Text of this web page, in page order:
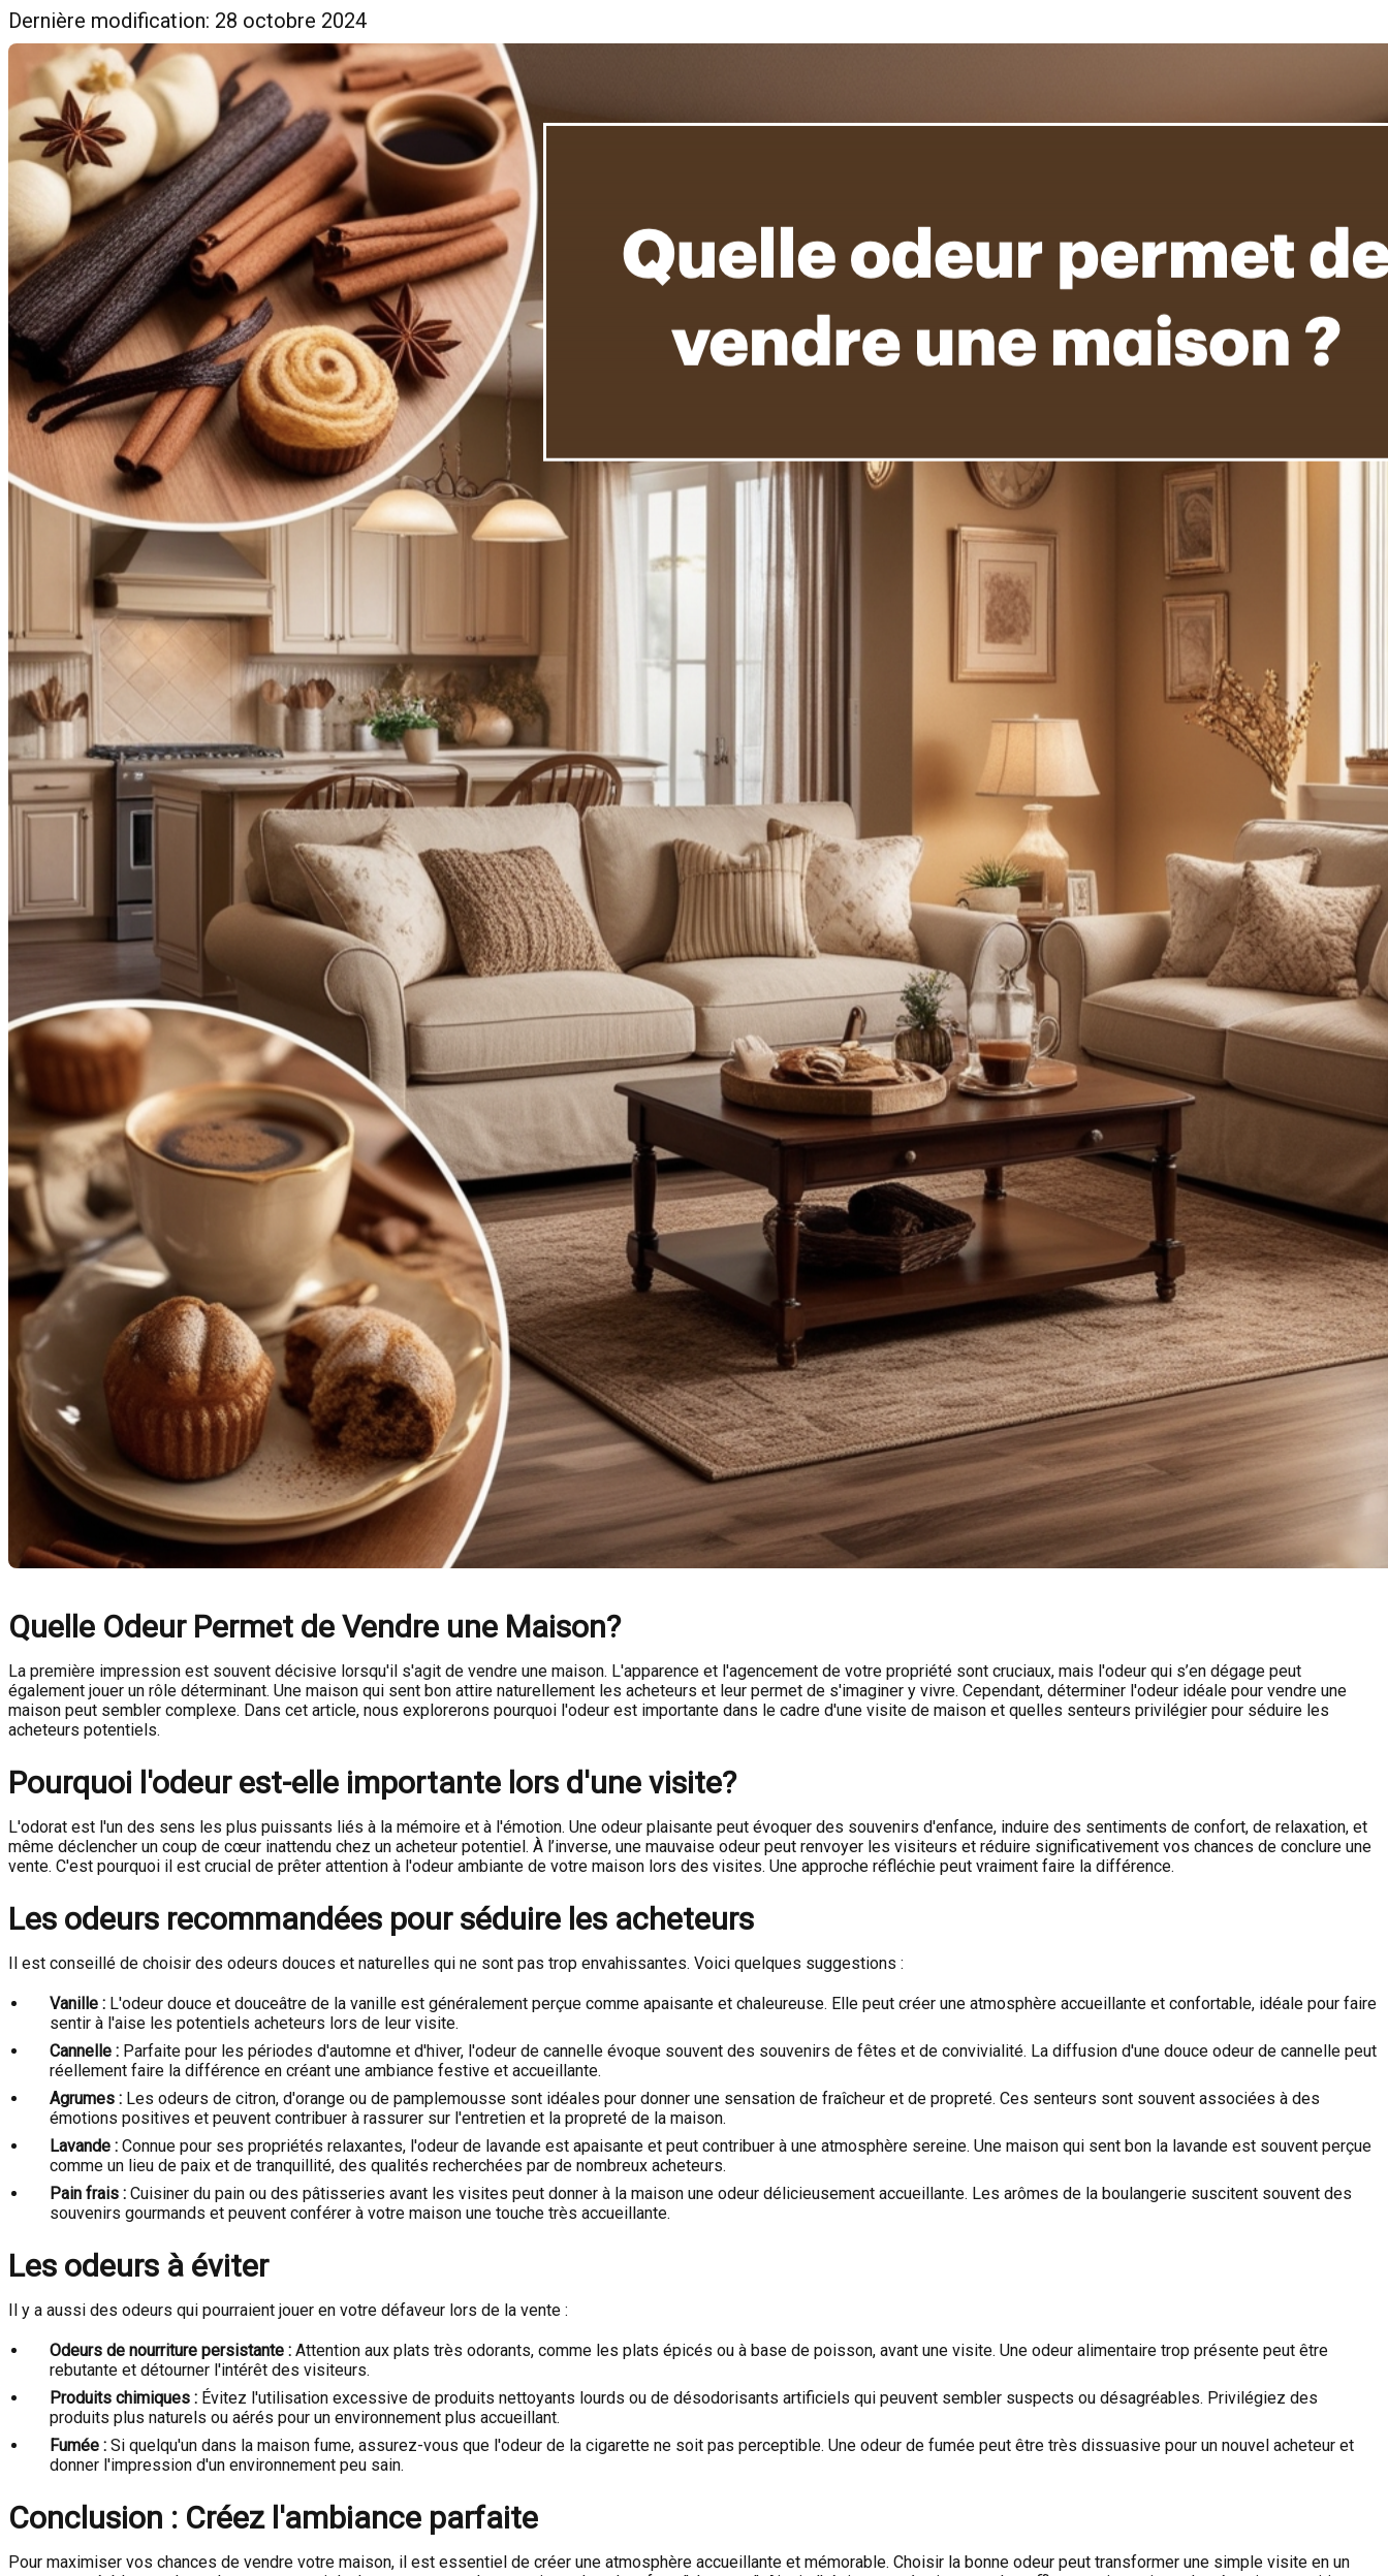
Dernière modification: 28 octobre 2024
Quelle Odeur Permet de Vendre une Maison?
La première impression est souvent décisive lorsqu'il s'agit de vendre une maison. L'apparence et l'agencement de votre propriété sont cruciaux, mais l'odeur qui s’en dégage peut
également jouer un rôle déterminant. Une maison qui sent bon attire naturellement les acheteurs et leur permet de s'imaginer y vivre. Cependant, déterminer l'odeur idéale pour vendre une
maison peut sembler complexe. Dans cet article, nous explorerons pourquoi l'odeur est importante dans le cadre d'une visite de maison et quelles senteurs privilégier pour séduire les
acheteurs potentiels.
Pourquoi l'odeur est-elle importante lors d'une visite?
L'odorat est l'un des sens les plus puissants liés à la mémoire et à l'émotion. Une odeur plaisante peut évoquer des souvenirs d'enfance, induire des sentiments de confort, de relaxation, et
même déclencher un coup de cœur inattendu chez un acheteur potentiel. À l’inverse, une mauvaise odeur peut renvoyer les visiteurs et réduire significativement vos chances de conclure une
vente. C'est pourquoi il est crucial de prêter attention à l'odeur ambiante de votre maison lors des visites. Une approche réfléchie peut vraiment faire la différence.
Les odeurs recommandées pour séduire les acheteurs
Il est conseillé de choisir des odeurs douces et naturelles qui ne sont pas trop envahissantes. Voici quelques suggestions :
Vanille : L'odeur douce et douceâtre de la vanille est généralement perçue comme apaisante et chaleureuse. Elle peut créer une atmosphère accueillante et confortable, idéale pour faire
sentir à l'aise les potentiels acheteurs lors de leur visite.
Cannelle : Parfaite pour les périodes d'automne et d'hiver, l'odeur de cannelle évoque souvent des souvenirs de fêtes et de convivialité. La diffusion d'une douce odeur de cannelle peut
réellement faire la différence en créant une ambiance festive et accueillante.
Agrumes : Les odeurs de citron, d'orange ou de pamplemousse sont idéales pour donner une sensation de fraîcheur et de propreté. Ces senteurs sont souvent associées à des
émotions positives et peuvent contribuer à rassurer sur l'entretien et la propreté de la maison.
Lavande : Connue pour ses propriétés relaxantes, l'odeur de lavande est apaisante et peut contribuer à une atmosphère sereine. Une maison qui sent bon la lavande est souvent perçue
comme un lieu de paix et de tranquillité, des qualités recherchées par de nombreux acheteurs.
Pain frais : Cuisiner du pain ou des pâtisseries avant les visites peut donner à la maison une odeur délicieusement accueillante. Les arômes de la boulangerie suscitent souvent des
souvenirs gourmands et peuvent conférer à votre maison une touche très accueillante.
Les odeurs à éviter
Il y a aussi des odeurs qui pourraient jouer en votre défaveur lors de la vente :
Odeurs de nourriture persistante : Attention aux plats très odorants, comme les plats épicés ou à base de poisson, avant une visite. Une odeur alimentaire trop présente peut être
rebutante et détourner l'intérêt des visiteurs.
Produits chimiques : Évitez l'utilisation excessive de produits nettoyants lourds ou de désodorisants artificiels qui peuvent sembler suspects ou désagréables. Privilégiez des
produits plus naturels ou aérés pour un environnement plus accueillant.
Fumée : Si quelqu'un dans la maison fume, assurez-vous que l'odeur de la cigarette ne soit pas perceptible. Une odeur de fumée peut être très dissuasive pour un nouvel acheteur et
donner l'impression d'un environnement peu sain.
Conclusion : Créez l'ambiance parfaite
Pour maximiser vos chances de vendre votre maison, il est essentiel de créer une atmosphère accueillante et mémorable. Choisir la bonne odeur peut transformer une simple visite en un